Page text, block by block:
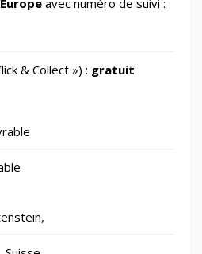
Monitor stands
découpeuses
& Collect ») : gratuit